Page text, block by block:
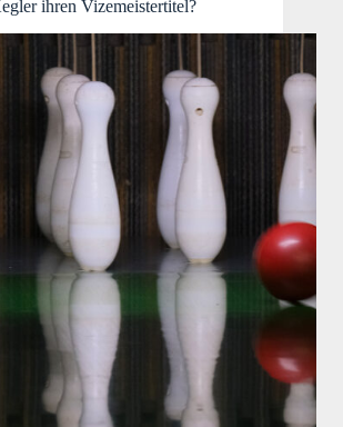
ihren Vizemeistertitel?